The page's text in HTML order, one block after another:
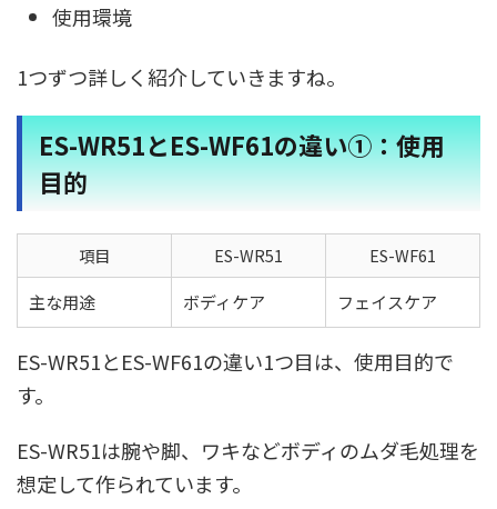
使用環境
1つずつ詳しく紹介していきますね。
ES-WR51とES-WF61の違い①：使用
目的
項目 ES-WR51
ES-WF61
主な用途
ボディケア フェイスケア
ES-WR51とES-WF61の違い1つ目は、使用目的で
す。
ES-WR51は腕や脚、ワキなどボディのムダ毛処理を
想定して作られています。